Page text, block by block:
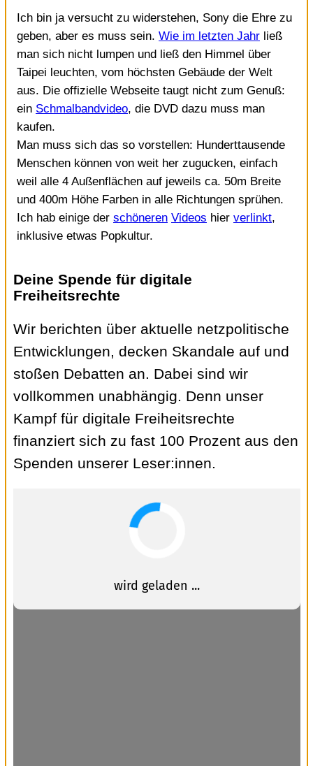
Ich bin ja versucht zu widerstehen, Sony die Ehre zu
geben, aber es muss sein. Wie im letzten Jahr ließ
man sich nicht lumpen und ließ den Himmel über
Taipei leuchten, vom höchsten Gebäude der Welt
aus. Die offizielle Webseite taugt nicht zum Genuß:
ein Schmalbandvideo, die DVD dazu muss man
kaufen.
Man muss sich das so vorstellen: Hunderttausende
Menschen können von weit her zugucken, einfach
weil alle 4 Außenflächen auf jeweils ca. 50m Breite
und 400m Höhe Farben in alle Richtungen sprühen.
Ich hab einige der schöneren Videos hier verlinkt,
inklusive etwas Popkultur.
Deine Spende für digitale
Freiheitsrechte
Wir berichten über aktuelle netzpolitische
Entwicklungen, decken Skandale auf und
stoßen Debatten an. Dabei sind wir
vollkommen unabhängig. Denn unser
Kampf für digitale Freiheitsrechte
finanziert sich zu fast 100 Prozent aus den
Spenden unserer Leser:innen.